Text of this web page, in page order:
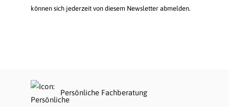
können sich jederzeit von diesem Newsletter abmelden.
Persönliche Fachberatung